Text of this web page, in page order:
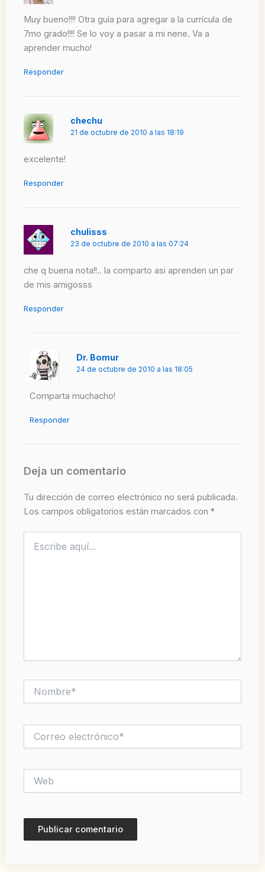
Muy bueno!!!! Otra guía para agregar a la currícula de
7mo grado!!!! Se lo voy a pasar a mi nene. Va a
aprender mucho!
Responder
chechu
21 de octubre de 2010 a las 18:19
excelente!
Responder
chulisss
23 de octubre de 2010 a las 07:24
che q buena nota!!.. la comparto asi aprenden un par
de mis amigosss
Responder
Dr. Bomur
24 de octubre de 2010 a las 18:05
Comparta muchacho!
Responder
Deja un comentario
Tu dirección de correo electrónico no será publicada.
Los campos obligatorios están marcados con *
aquí...
electrónico*